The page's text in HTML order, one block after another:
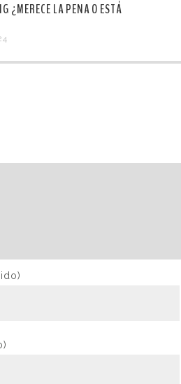
¿MERECE LA PENA O ESTÁ